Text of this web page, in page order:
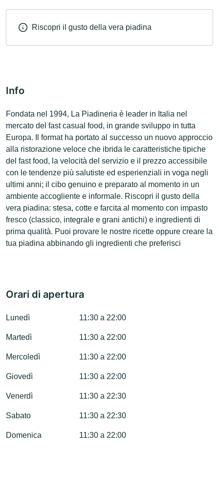
Riscopri il gusto della vera piadina
Info
Fondata nel 1994, La Piadineria è leader in Italia nel
mercato del fast casual food, in grande sviluppo in tutta
Europa. Il format ha portato al successo un nuovo approccio
alla ristorazione veloce che ibrida le caratteristiche tipiche
del fast food, la velocità del servizio e il prezzo accessibile
con le tendenze più salutiste ed esperienziali in voga negli
ultimi anni; il cibo genuino e preparato al momento in un
ambiente accogliente e informale. Riscopri il gusto della
vera piadina: stesa, cotte e farcita al momento con impasto
fresco (classico, integrale e grani antichi) e ingredienti di
prima qualità. Puoi provare le nostre ricette oppure creare la
tua piadina abbinando gli ingredienti che preferisci
Orari di apertura
Lunedì 11:30 a 22:00
Martedì 11:30 a 22:00
Mercoledì 11:30 a 22:00
Giovedì 11:30 a 22:00
Venerdì 11:30 a 22:30
Sabato 11:30 a 22:30
Domenica 11:30 a 22:00